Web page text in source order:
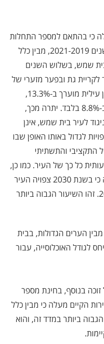
כי בהתאם למספר התחלות
הבניה ושיווקי הקרקע שאירעו בין השנים 2021-2019, מבין כלל
בית שמש, בשלוש השנים
21.7%, שני בלבד לקריית גת ובפער מזערי של
0.1%. . יצוין כי הגידול הצפוי במודיעין עילית מוערך ב-13.3%,
בביתר עילית ב-12.7% ובראש העין ב-8.8% בלבד. יתרה מכך,
לעיר בית שמש, אינן
לגדול באותו האופן שבו
התקציבי והתשתיתי
כל כך של העיר. כמו כן,
על בסיס חישוב צופה פני עתיד, עולה כי בשנת 2030 צפויה העיר
לגדול בכמעט 63% לעומת שנת 2020. זהו השיעור הגבוה ביותר
הערים הגדולות, בבית
לגודל האוכלוסייה, עבור
זוכה בנוסף, בחינת מספר
הקיים מעלה כי מבין כלל
ביותר במדד זה, והוא